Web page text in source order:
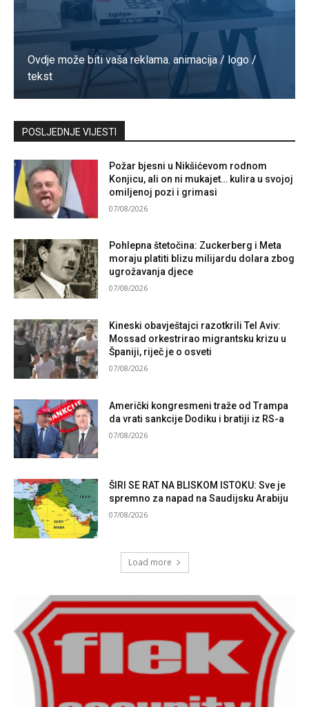
Ovdje može biti vaša reklama. animacija / logo /
tekst
Kontaktirajte nas
POSLJEDNJE VIJESTI
Požar bjesni u Nikšićevom rodnom
Konjicu, ali on ni mukajet… kulira u svojoj
omiljenoj pozi i grimasi
07/08/2026
Pohlepna štetočina: Zuckerberg i Meta
moraju platiti blizu milijardu dolara zbog
ugrožavanja djece
07/08/2026
Kineski obavještajci razotkrili Tel Aviv:
Mossad orkestrirao migrantsku krizu u
Španiji, riječ je o osveti
07/08/2026
Američki kongresmeni traže od Trampa
da vrati sankcije Dodiku i bratiji iz RS-a
07/08/2026
ŠIRI SE RAT NA BLISKOM ISTOKU: Sve je
spremno za napad na Saudijsku Arabiju
07/08/2026
Load more